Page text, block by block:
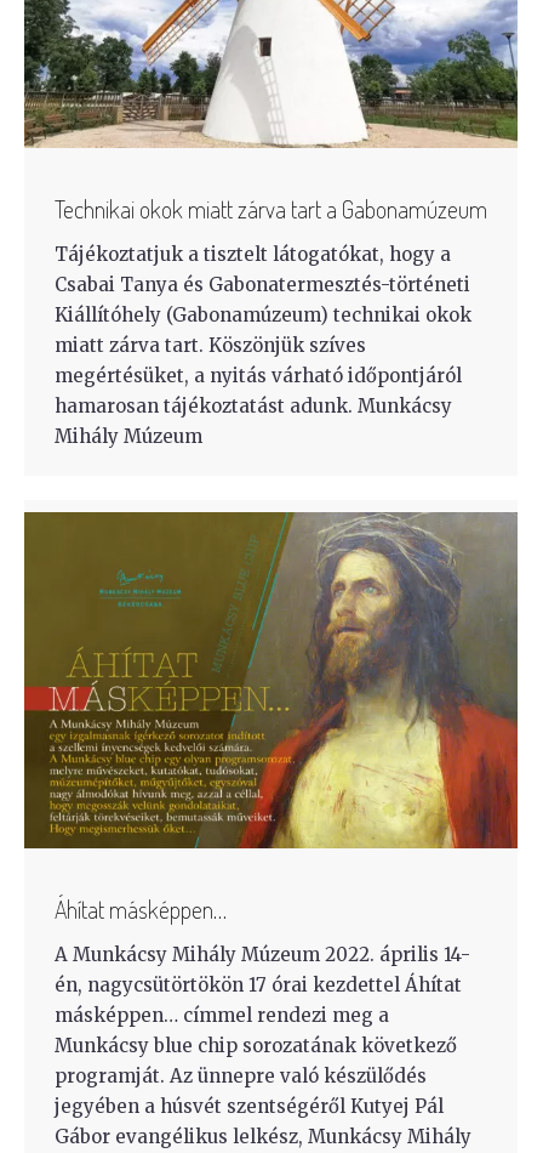
Technikai okok miatt zárva tart a Gabonamúzeum
Tájékoztatjuk a tisztelt látogatókat, hogy a
Csabai Tanya és Gabonatermesztés-történeti
Kiállítóhely (Gabonamúzeum) technikai okok
miatt zárva tart. Köszönjük szíves
megértésüket, a nyitás várható időpontjáról
hamarosan tájékoztatást adunk. Munkácsy
Mihály Múzeum
Áhítat másképpen…
A Munkácsy Mihály Múzeum 2022. április 14-
én, nagycsütörtökön 17 órai kezdettel Áhítat
másképpen… címmel rendezi meg a
Munkácsy blue chip sorozatának következő
programját. Az ünnepre való készülődés
jegyében a húsvét szentségéről Kutyej Pál
Gábor evangélikus lelkész, Munkácsy Mihály